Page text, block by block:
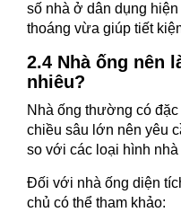
số nhà ở dân dụng
thoáng vừa giúp tiết
2.4 Nhà ống nên
nhiêu?
Nhà ống thường có
chiều sâu lớn nên yêu
so với các loại hình
Đối với nhà ống diện
chủ có thể tham khảo: